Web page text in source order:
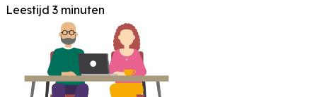
Leestijd 3 minuten